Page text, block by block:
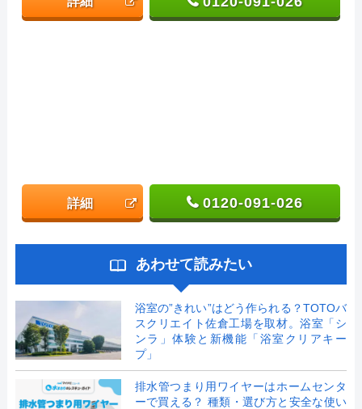
詳細 0120-091-026
あわせて読みたい
浴室の”きれい”はどう作られる？TOTOバ
スクリエイト佐倉工場を取材。浴室「シ
ンラ」体験と新機能「浴室クリアキー
プ」
排水管つまり用ワイヤーはホームセンタ
ーで買える？ 種類・選び方と安全な使い